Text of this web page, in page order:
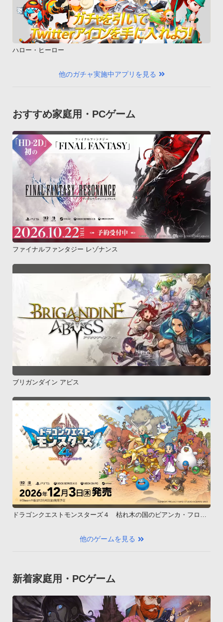
ハロー・ヒーロー
他のガチャ実施中アプリを見る
おすすめ家庭用・PCゲーム
ファイナルファンタジー レゾナンス
ブリガンダイン アビス
ドラゴンクエストモンスターズ４ 枯れ木の国のビアンカ・フロー
他のゲームを見る
新着家庭用・PCゲーム